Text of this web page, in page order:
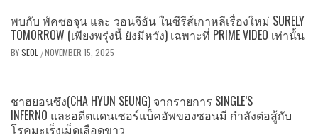
พบกับ พัคซอจุน และ วอนจีอัน ในซีรีส์เกาหลีเรื่องใหม่ SURELY
TOMORROW (เพียงพรุ่งนี้ ยังมีหวัง) เฉพาะที่ PRIME VIDEO เท่านั้น
BYSEOL /NOVEMBER 15, 2025
ชาฮยอนซึง(CHA HYUN SEUNG) จากรายการ SINGLE’S
INFERNO และอดีตแดนเซอร์แบ็คอัพของซอนมี กำลังต่อสู้กับ
โรคมะเร็งเม็ดเลือดขาว